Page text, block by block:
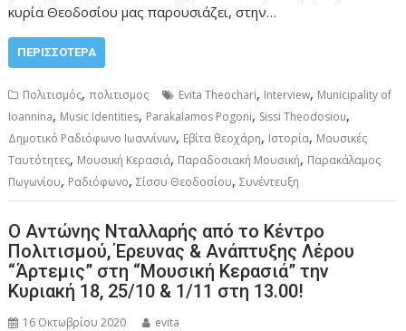
κυρία Θεοδοσίου μας παρουσιάζει, στην…
ΠΕΡΙΣΣΌΤΕΡΑ
Πολιτισμός,πολιτισμος Evita Theochari, Interview, Municipality of
Ioannina, Music Identities, Parakalamos Pogoni, Sissi Theodosiou,
Δημοτικό Ραδιόφωνο Ιωαννίνων, Εβίτα θεοχάρη, Ιστορία, Μουσικές
Ταυτότητες, Μουσική Κερασιά, Παραδοσιακή Μουσική, Παρακάλαμος
Πωγωνίου, Ραδιόφωνο,Σίσσυ Θεοδοσίου,Συνέντευξη
Ο Αντώνης Νταλλαρής από το Κέντρο
Πολιτισμού, Έρευνας & Ανάπτυξης Λέρου
“Άρτεμις” στη “Μουσική Κερασιά” την
Κυριακή 18, 25/10 & 1/11 στη 13.00!
16 Οκτωβρίου 2020 evita